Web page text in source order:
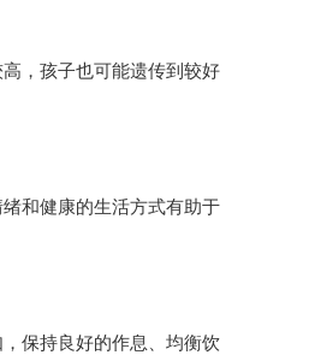
，孩子也可能遗传到较好
和健康的生活方式有助于
保持良好的作息、均衡饮